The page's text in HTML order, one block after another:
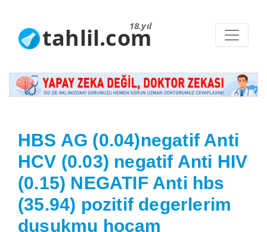
18.yıl
tahlil.com
HBS AG (0.04)negatif Anti
HCV (0.03) negatif Anti HIV
(0.15) NEGATIF Anti hbs
(35.94) pozitif degerlerim
dusukmu hocam